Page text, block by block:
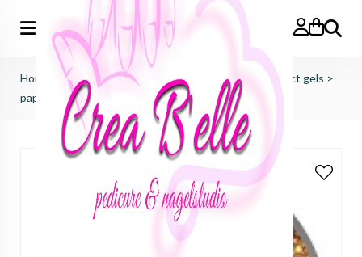
Zoeken
Home just nails (importeur benelux) colorgels effect gels >
papyrus red